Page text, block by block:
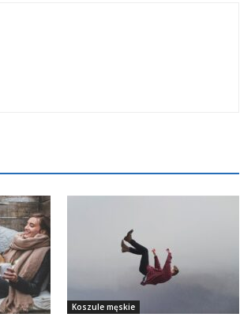
Koszule męskie